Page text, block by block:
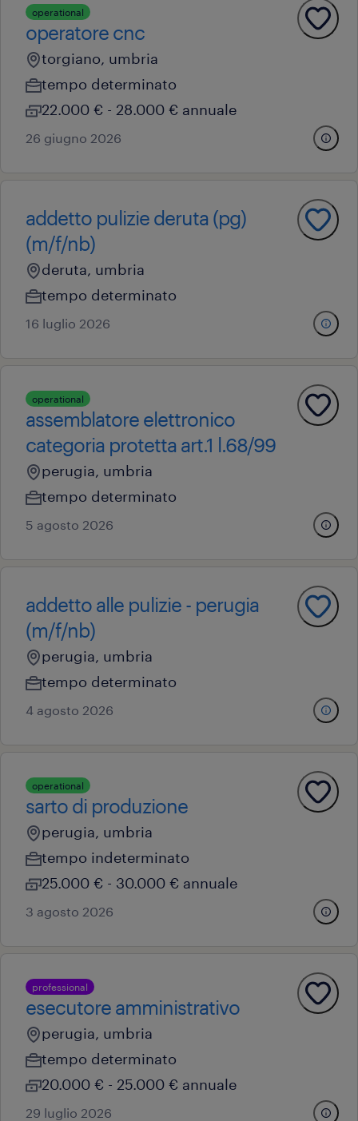
operational
operatore cnc
torgiano, umbria
tempo determinato
22.000 € - 28.000 € annuale
26 giugno 2026
addetto pulizie deruta (pg)
(m/f/nb)
deruta, umbria
tempo determinato
16 luglio 2026
operational
assemblatore elettronico
categoria protetta art.1 l.68/99
perugia, umbria
tempo determinato
5 agosto 2026
addetto alle pulizie - perugia
(m/f/nb)
perugia, umbria
tempo determinato
4 agosto 2026
operational
sarto di produzione
perugia, umbria
tempo indeterminato
25.000 € - 30.000 € annuale
3 agosto 2026
professional
esecutore amministrativo
perugia, umbria
tempo determinato
20.000 € - 25.000 € annuale
29 luglio 2026